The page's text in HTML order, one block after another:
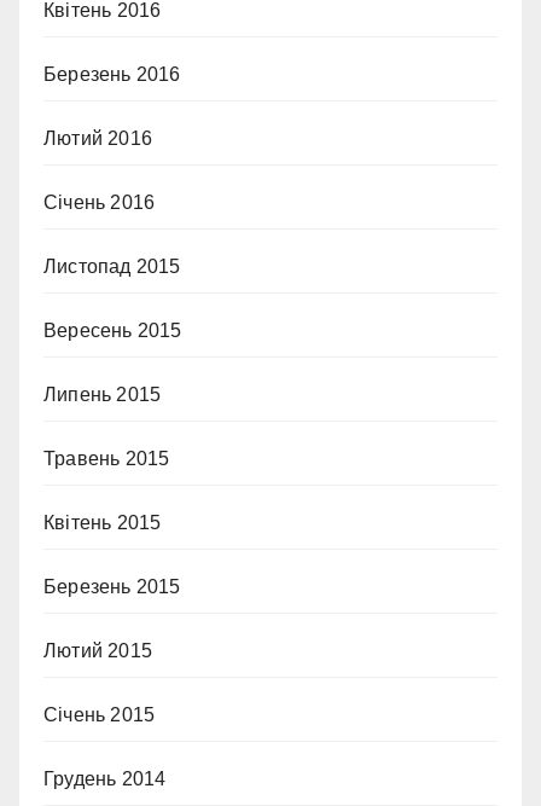
Квітень 2016
Березень 2016
Лютий 2016
Січень 2016
Листопад 2015
Вересень 2015
Липень 2015
Травень 2015
Квітень 2015
Березень 2015
Лютий 2015
Січень 2015
Грудень 2014